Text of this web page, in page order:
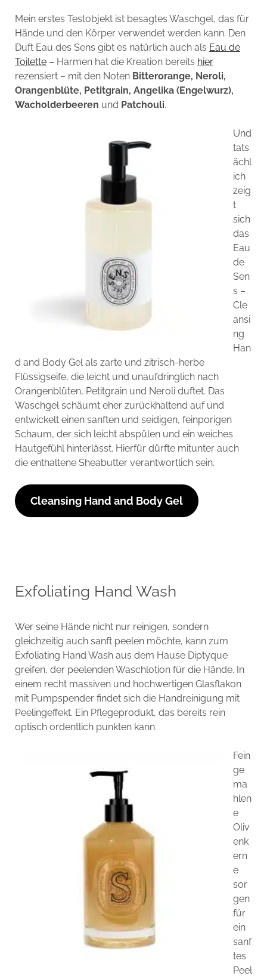
Mein erstes Testobjekt ist besagtes Waschgel, das für
Hände und den Körper verwendet werden kann. Den
Duft Eau des Sens gibt es natürlich auch als Eau de
Toilette– Harmen hat die Kreation bereits hier
rezensiert – mit den Noten Bitterorange, Neroli,
Orangenblüte, Petitgrain, Angelika (Engelwurz),
Wacholderbeeren und Patchouli.
Und
tats
ächl
ich
zeig
t
sich
das
Eau
de
Sen
s –
Cle
ansi
ng
Han
d and Body Gel als zarte und zitrisch-herbe
Flüssigseife, die leicht und unaufdringlich nach
Orangenblüten, Petitgrain und Neroli duftet. Das
Waschgel schäumt eher zurückhaltend auf und
entwickelt einen sanften und seidigen, feinporigen
Schaum, der sich leicht abspülen und ein weiches
Hautgefühl hinterlässt. Hierfür dürfte mitunter auch
die enthaltene Sheabutter verantwortlich sein.
Cleansing Hand and Body Gel
Exfoliating Hand Wash
Wer seine Hände nicht nur reinigen, sondern
gleichzeitig auch sanft peelen möchte, kann zum
Exfoliating Hand Wash aus dem Hause Diptyque
greifen, der peelenden Waschlotion für die Hände. In
einem recht massiven und hochwertigen Glasflakon
mit Pumpspender findet sich die Handreinigung mit
Peelingeffekt. Ein Pflegeprodukt, das bereits rein
optisch ordentlich punkten kann.
Fein
ge
ma
hlen
e
Oliv
enk
ern
e
sor
gen
für
ein
sanf
tes
Peel